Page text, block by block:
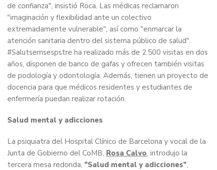
de confianza", insistió Roca. Las médicas reclamaron
"imaginación y flexibilidad ante un colectivo
extremadamente vulnerable", así como "enmarcar la
atención sanitaria dentro del sistema público de salud".
#Salutsemsespstre ha realizado más de 2.500 visitas en dos
años, disponen de banco de gafas y ofrecen también visitas
de podología y odontología. Además, tienen un proyecto de
docencia para que médicos residentes y estudiantes de
enfermería puedan realizar rotación.
Salud mental y adicciones
La psiquiatra del Hospital Clínico de Barcelona y vocal de la
Junta de Gobierno del CoMB, Rosa Calvo, introdujo la
tercera mesa redonda, “Salud mental y adicciones”,